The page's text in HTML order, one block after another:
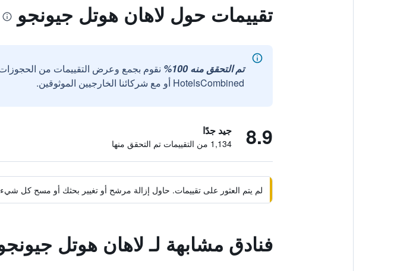
تقييمات حول لاهان هوتل جيونجو
تم التحقق منه 100%
نقوم بجمع وعرض التقييمات من
HotelsCombined أو مع شركائنا الخارجيين الموثوقين.
8.9 جيد جدًا
1,134 من التقييمات تم التحقق منها
لم يتم العثور على تقييمات. حاول إزالة مرشح أو تغيير بحثك أو مسح كل
فنادق مشابهة لـ لاهان هوتل